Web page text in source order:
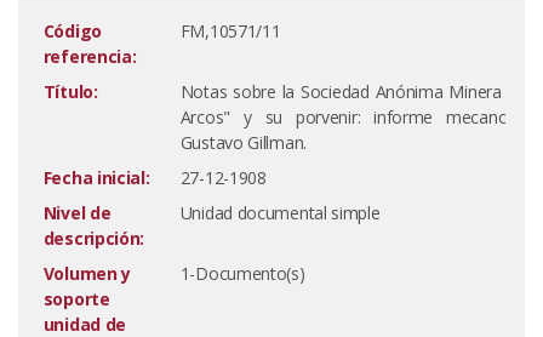
Código
referencia:
FM,10571/11
Título:
Notas sobre la Sociedad Anónima Minera
Arcos" y su porvenir: informe
Gustavo Gillman.
Fecha inicial:
27-12-1908
Nivel de
descripción:
Unidad documental simple
Volumen y
soporte
unidad de
1-Documento(s)